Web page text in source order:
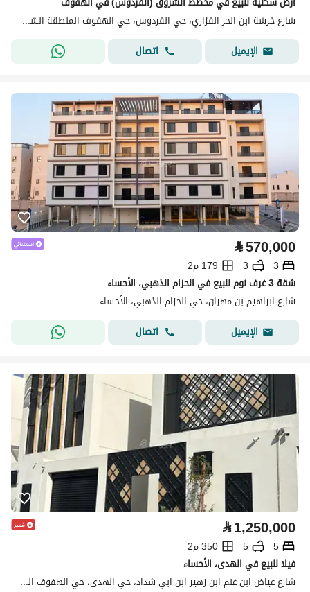
شارع خرشة ابن الحر الفزاري، حي الفردوس، حي الهفوف المنطقة الشرقية، الأحساء
الإيميل
اتصال
⃁570,000
3
3
179 م2
شقة 3 غرف نوم للبيع في الحزام الذهبي، الأحساء
شارع ابراهيم بن مهران، حي الحزام الذهبي، الأحساء
الإيميل
اتصال
⃁1,250,000
5
5
350 م2
فيلا للبيع في الهدى، الأحساء
شارع عياض ابن غنم ابن زهير ابن ابي شداد، حي الهدى، حي الهفوف المنطقة الشرقية، الأحساء